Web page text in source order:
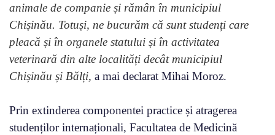
animale de companie și rămân în municipiul
Chișinău. Totuși, ne bucurăm că sunt studenți care
pleacă și în organele statului și în activitatea
veterinară din alte localități decât municipiul
Chișinău și Bălți, a mai declarat Mihai Moroz.
Prin extinderea componentei practice și atragerea
studenților internaționali, Facultatea de Medicină